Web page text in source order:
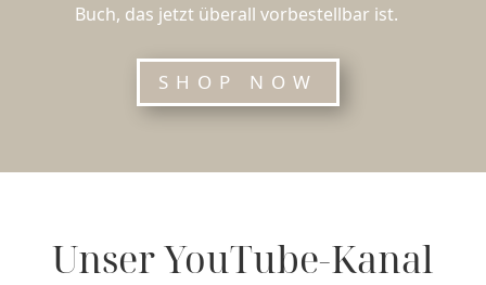
Buch, das jetzt überall vorbestellbar ist.
SHOP NOW
Unser YouTube-Kanal